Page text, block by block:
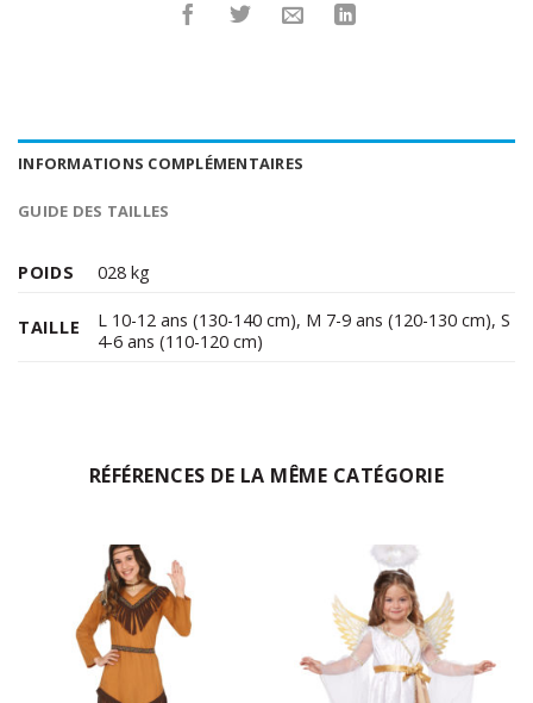
INFORMATIONS COMPLÉMENTAIRES
GUIDE DES TAILLES
POIDS 028 kg
TAILLE L 10-12 ans (130-140 cm), M 7-9 ans (120-130 cm),S
4-6 ans (110-120 cm)
RÉFÉRENCES DE LA MÊME CATÉGORIE